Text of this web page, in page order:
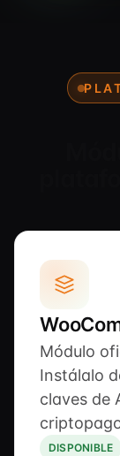
Módulo
Instálalo
claves de
DISPONIBLE